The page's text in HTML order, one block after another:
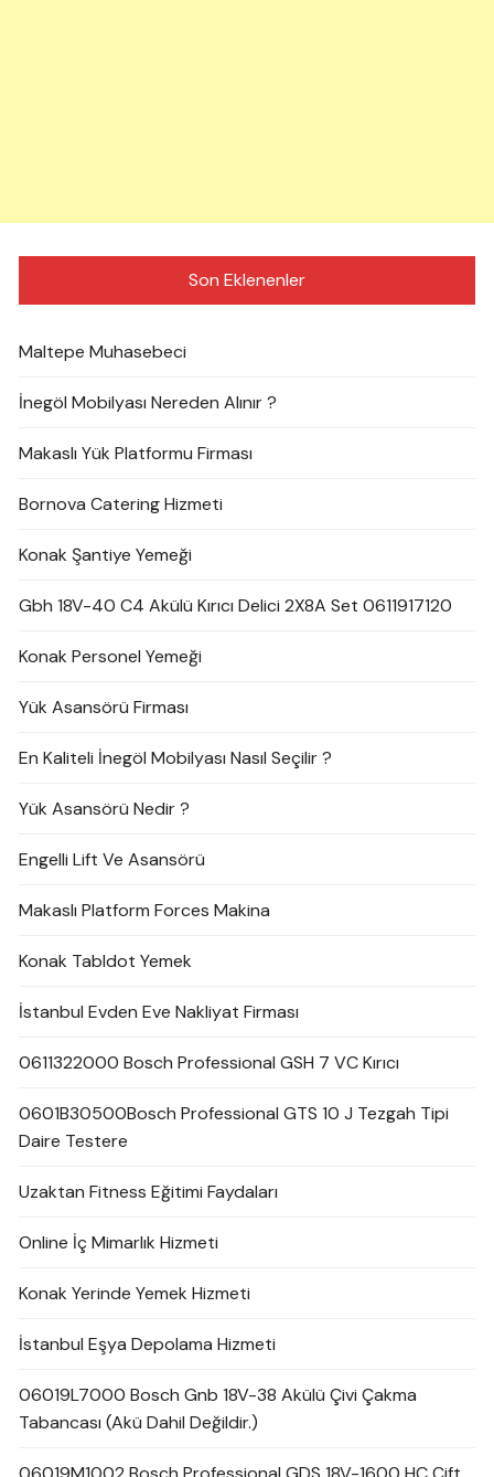
Son Eklenenler
Maltepe Muhasebeci
İnegöl Mobilyası Nereden Alınır ?
Makaslı Yük Platformu Firması
Bornova Catering Hizmeti
Konak Şantiye Yemeği
Gbh 18V-40 C4 Akülü Kırıcı Delici 2X8A Set 0611917120
Konak Personel Yemeği
Yük Asansörü Firması
En Kaliteli İnegöl Mobilyası Nasıl Seçilir ?
Yük Asansörü Nedir ?
Engelli Lift Ve Asansörü
Makaslı Platform Forces Makina
Konak Tabldot Yemek
İstanbul Evden Eve Nakliyat Firması
0611322000 Bosch Professional GSH 7 VC Kırıcı
0601B30500Bosch Professional GTS 10 J Tezgah Tipi
Daire Testere
Uzaktan Fitness Eğitimi Faydaları
Online İç Mimarlık Hizmeti
Konak Yerinde Yemek Hizmeti
İstanbul Eşya Depolama Hizmeti
06019L7000 Bosch Gnb 18V-38 Akülü Çivi Çakma
Tabancası (Akü Dahil Değildir.)